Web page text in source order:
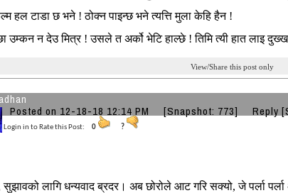
हल टाडा छ भने ! ठोक्न पाइन्छ भने त्यत्ति मुला केहि हैन !
उम्कन न देउ मित्र ! उसले त अर्को भेटि हाल्छे ! तिमि त्यी हात लाइ
View/Share this post only
Posted on 12-18-18 12:14 PM [Snapshot: 773] Reply
Login in to Rate this Post: 0 ?
लागि धन्यवाद ब्रदर। अब छोरोले आट गरि सक्यो, जे पर्ला पर्ला